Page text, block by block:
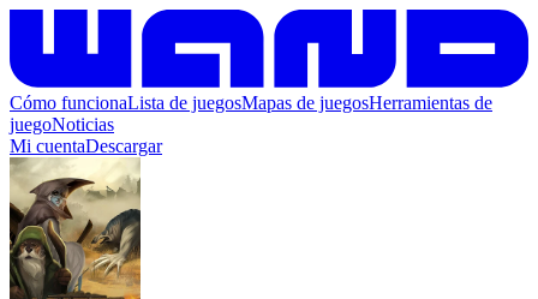
Cómo funcionaLista de juegosMapas de juegosHerramientas de
juegoNoticias
Mi cuentaDescargar